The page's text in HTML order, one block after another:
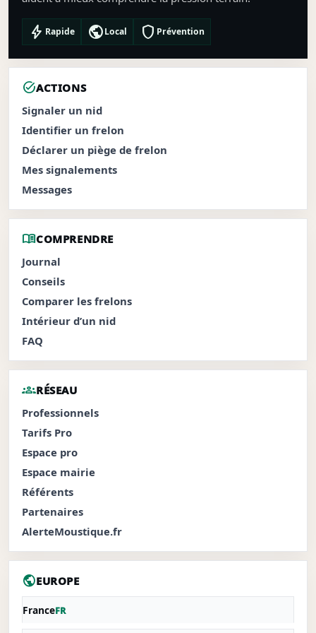
bolt Rapide publicLocal shield Prévention
task_altACTIONS
Signaler un nid
Identifier un frelon
Déclarer un piège de frelon
Mes signalements
Messages
menu_bookCOMPRENDRE
Journal
Conseils
Comparer les frelons
Intérieur d’un nid
FAQ
groupsRÉSEAU
Professionnels
Tarifs Pro
Espace pro
Espace mairie
Référents
Partenaires
AlerteMoustique.fr
publicEUROPE
FranceFR